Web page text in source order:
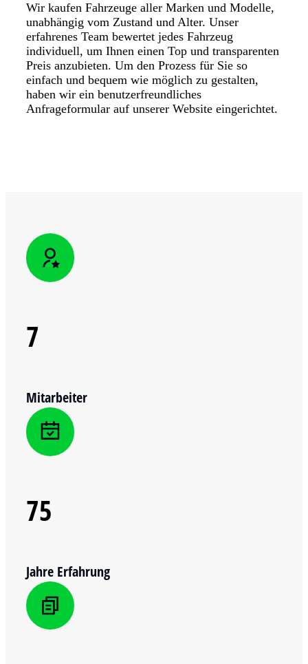
Wir kaufen Fahrzeuge aller Marken und Modelle,
unabhängig vom Zustand und Alter. Unser
erfahrenes Team bewertet jedes Fahrzeug
individuell, um Ihnen einen Top und transparenten
Preis anzubieten. Um den Prozess für Sie so
einfach und bequem wie möglich zu gestalten,
haben wir ein benutzerfreundliches
Anfrageformular auf unserer Website eingerichtet.
7
Mitarbeiter
75
Jahre Erfahrung